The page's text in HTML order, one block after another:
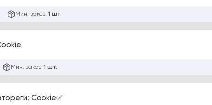
Мин. заказ: 1 шт.
MIX IP; Cookie
Мин. заказ: 1 шт.
Cookie✅